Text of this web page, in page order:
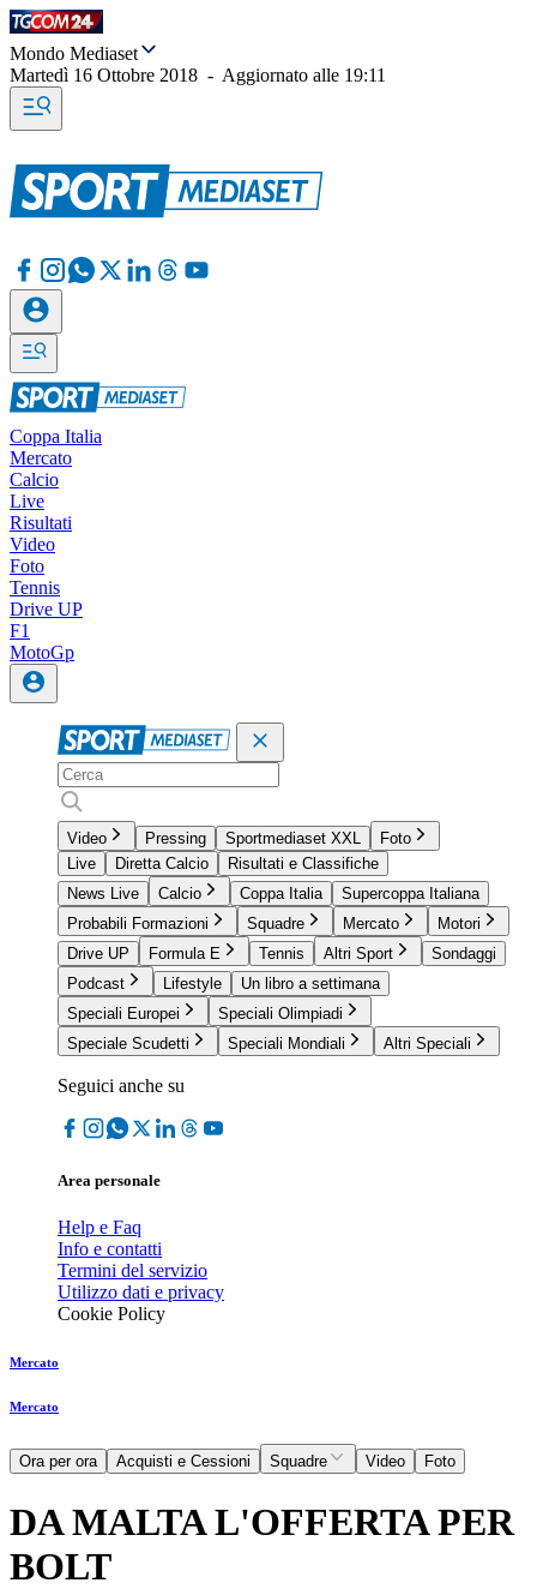
Mondo Mediaset
Martedì 16 Ottobre 2018 - Aggiornato alle 19:11
Coppa Italia
Mercato
Calcio
Live
Risultati
Video
Foto
Tennis
Drive UP
F1
MotoGp
Video Pressing Sportmediaset XXL
Foto
Live
Diretta Calcio
Risultati e Classifiche
News Live
Calcio Coppa Italia
Supercoppa Italiana
Probabili Formazioni
Squadre Mercato
Motori
Drive UP
Formula E Tennis Altri Sport
Sondaggi
Podcast
Lifestyle
Un libro a settimana
Speciali Europei
Speciali Olimpiadi
Speciale Scudetti
Speciali Mondiali Altri Speciali
Seguici anche su
Area personale
Help e Faq
Info e contatti
Termini del servizio
Utilizzo dati e privacy
Cookie Policy
Mercato
Mercato
Ora per ora Acquisti e Cessioni Squadre Video Foto
DA MALTA L'OFFERTA PER
BOLT